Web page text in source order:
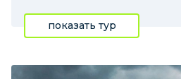
показать тур